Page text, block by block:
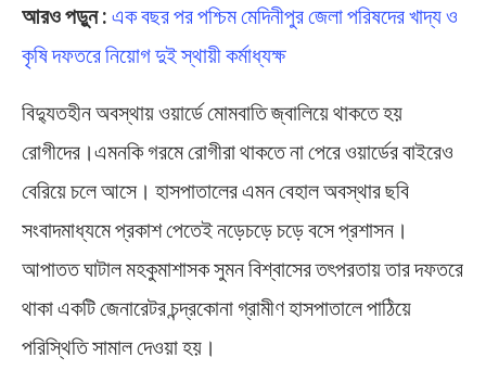
আরও পড়ুন : এক বছর পর পশ্চিম মেদিনীপুর জেলা পরিষদের খাদ্য ও
কৃষি দফতরে নিয়োগ দুই স্থায়ী কর্মাধ্যক্ষ
বিদ্যুতহীন অবস্থায় ওয়ার্ডে মোমবাতি জ্বালিয়ে থাকতে হয়
রোগীদের।এমনকি গরমে রোগীরা থাকতে না পেরে ওয়ার্ডের বাইরেও
বেরিয়ে চলে আসে। হাসপাতালের এমন বেহাল অবস্থার ছবি
সংবাদমাধ্যমে প্রকাশ পেতেই নড়েচড়ে চড়ে বসে প্রশাসন।
আপাতত ঘাটাল মহকুমাশাসক সুমন বিশ্বাসের তৎপরতায় তার দফতরে
থাকা একটি জেনারেটর চন্দ্রকোনা গ্রামীণ হাসপাতালে পাঠিয়ে
পরিস্থিতি সামাল দেওয়া হয়।